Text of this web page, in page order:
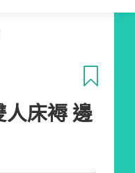
人床褥 邊